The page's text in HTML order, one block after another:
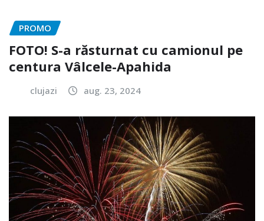
PROMO
FOTO! S-a răsturnat cu camionul pe
centura Vâlcele-Apahida
clujazi aug. 23, 2024